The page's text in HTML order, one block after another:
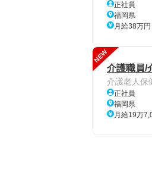
正社員
福岡県
月給38万円
NEW
介護職員/
介護老人保
正社員
福岡県
月給19万